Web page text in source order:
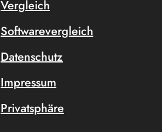
Vergleich
Softwarevergleich
Datenschutz
Impressum
Privatsphäre